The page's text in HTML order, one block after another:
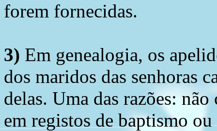
forem fornecidas.
3) Em genealogia, os
dos maridos das senhoras
delas. Uma das razões:
em registos de baptismo